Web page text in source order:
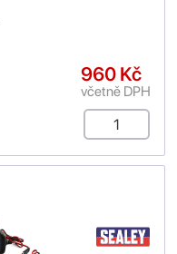
960 Kč
včetně DPH